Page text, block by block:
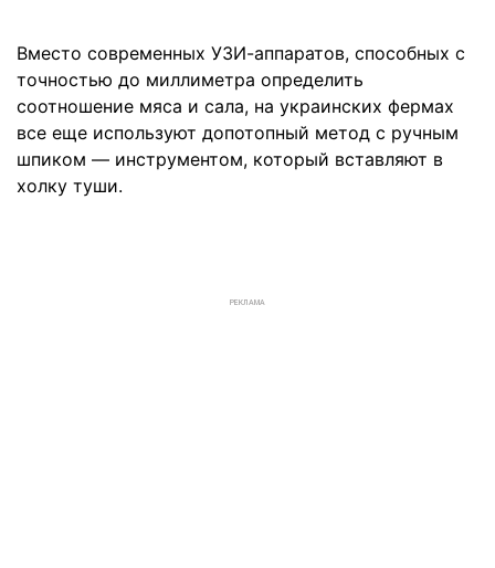
Вместо современных УЗИ-аппаратов, способных с
точностью до миллиметра определить
соотношение мяса и сала, на украинских фермах
все еще используют допотопный метод с ручным
шпиком — инструментом, который вставляют в
холку туши.
РЕКЛАМА